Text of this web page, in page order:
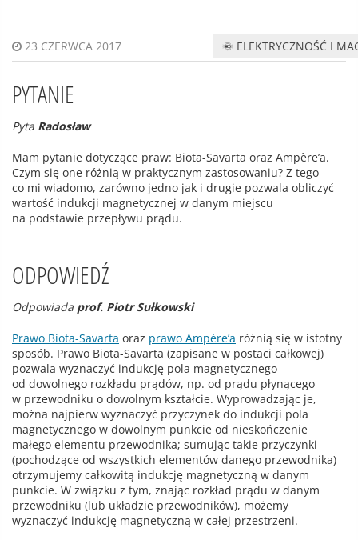
23 CZERWCA 2017 ELEKTRYCZNOŚĆ I
PYTANIE
Pyta Radosław
Mam pytanie dotyczące praw: Biota-Savarta oraz Ampère’a.
Czym się one różnią w praktycznym zastosowaniu? Z tego
co mi wiadomo, zarówno jedno jak i drugie pozwala obliczyć
wartość indukcji magnetycznej w danym miejscu
na podstawie przepływu prądu.
ODPOWIEDŹ
Odpowiada prof. Piotr Sułkowski
Prawo Biota-Savarta oraz prawo Ampère’a różnią się w istotny
sposób. Prawo Biota-Savarta (zapisane w postaci całkowej)
pozwala wyznaczyć indukcję pola magnetycznego
od dowolnego rozkładu prądów, np. od prądu płynącego
w przewodniku o dowolnym kształcie. Wyprowadzając je,
można najpierw wyznaczyć przyczynek do indukcji pola
magnetycznego w dowolnym punkcie od nieskończenie
małego elementu przewodnika; sumując takie przyczynki
(pochodzące od wszystkich elementów danego przewodnika)
otrzymujemy całkowitą indukcję magnetyczną w danym
punkcie. W związku z tym, znając rozkład prądu w danym
przewodniku (lub układzie przewodników), możemy
wyznaczyć indukcję magnetyczną w całej przestrzeni.